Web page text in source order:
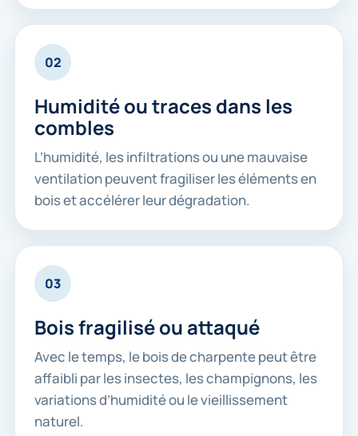
02
Humidité ou traces dans les
combles
L’humidité, les infiltrations ou une mauvaise
ventilation peuvent fragiliser les éléments en
bois et accélérer leur dégradation.
03
Bois fragilisé ou attaqué
Avec le temps, le bois de charpente peut être
affaibli par les insectes, les champignons, les
variations d’humidité ou le vieillissement
naturel.